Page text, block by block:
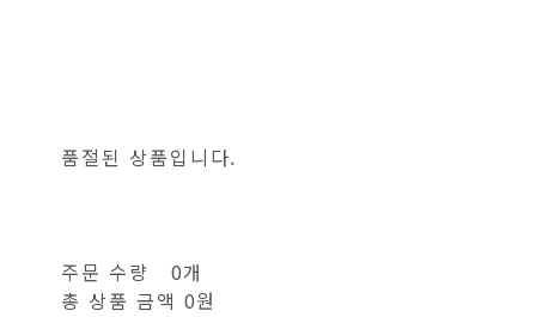
품절된 상품입니다.
주문 수량
0개
총 상품 금액 0원